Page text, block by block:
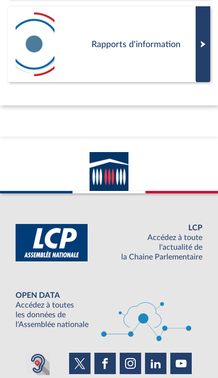
Rapports d'information
LCP
Accédez à toute
l'actualité de
la Chaine Parlementaire
OPEN DATA
Accédez à toutes
les données de
l'Assemblée nationale